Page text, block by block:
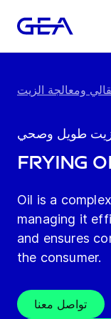
ومعالجة الزيت
طويل وصحي
Frying
Oil is a
managing it
and ensures
the consumer.
تواصل معنا